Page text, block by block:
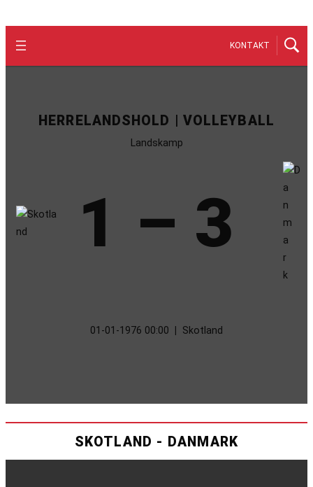
KONTAKT
HERRELANDSHOLD | VOLLEYBALL
Landskamp
1 – 3
01-01-1976 00:00 Skotland
SKOTLAND - DANMARK